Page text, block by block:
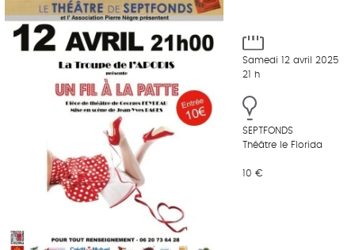
Samedi 12 avril 2025
21 h
SEPTFONDS
Théâtre le Florida
10 €